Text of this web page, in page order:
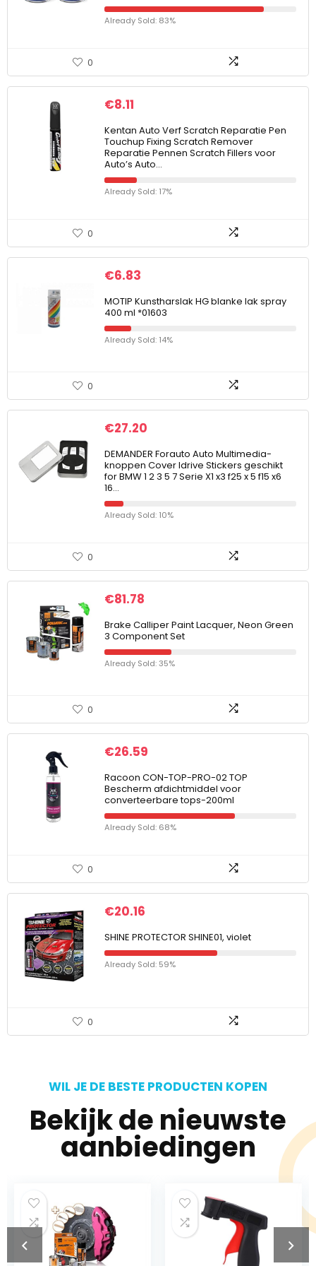
Already Sold: 83%
0
€8.11
Kentan Auto Verf Scratch Reparatie Pen
Touchup Fixing Scratch Remover
Reparatie Pennen Scratch Fillers voor
Auto’s Auto…
Already Sold: 17%
0
€6.83
MOTIP Kunstharslak HG blanke lak spray
400 ml *01603
Already Sold: 14%
0
€27.20
DEMANDER Forauto Auto Multimedia-
knoppen Cover Idrive Stickers geschikt
for BMW 1 2 3 5 7 Serie X1 x3 f25 x 5 f15 x6
16…
Already Sold: 10%
0
€81.78
Brake Calliper Paint Lacquer, Neon Green
3 Component Set
Already Sold: 35%
0
€26.59
Racoon CON-TOP-PRO-02 TOP
Bescherm afdichtmiddel voor
converteerbare tops-200ml
Already Sold: 68%
0
€20.16
SHINE PROTECTOR SHINE01, violet
Already Sold: 59%
0
WIL JE DE BESTE PRODUCTEN KOPEN
Bekijk de nieuwste
aanbiedingen